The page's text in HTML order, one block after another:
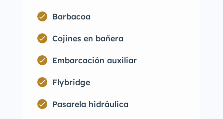
Barbacoa
Cojines en bañera
Embarcación auxiliar
Flybridge
Pasarela hidráulica